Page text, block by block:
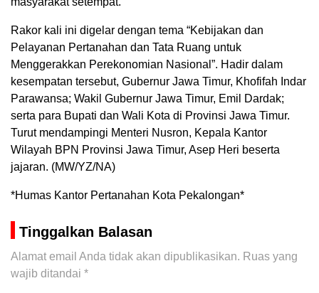
Rakor kali ini digelar dengan tema “Kebijakan dan
Pelayanan Pertanahan dan Tata Ruang untuk
Menggerakkan Perekonomian Nasional”. Hadir dalam
kesempatan tersebut, Gubernur Jawa Timur, Khofifah Indar
Parawansa; Wakil Gubernur Jawa Timur, Emil Dardak;
serta para Bupati dan Wali Kota di Provinsi Jawa Timur.
Turut mendampingi Menteri Nusron, Kepala Kantor
Wilayah BPN Provinsi Jawa Timur, Asep Heri beserta
jajaran. (MW/YZ/NA)
*Humas Kantor Pertanahan Kota Pekalongan*
Tinggalkan Balasan
Alamat email Anda tidak akan dipublikasikan. Ruas yang
wajib ditandai *